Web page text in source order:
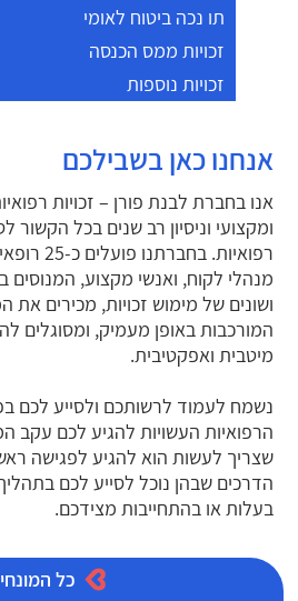
כל
תו נכה ביטוח לאומי
זכויות ממס הכנסה
זכויות נוספות
אנחנו כאן בשבילכם
אנו בחברת לבנת פורן – זכויות
ומקצועי וניסיון רב שנים בכל הקשור
מנהלי לקוח, ואנשי מקצוע, המנוסים
ושונים של מימוש זכויות, מכירים את
המורכבות באופן מעמיק, ומסוגלים
מיטבית ואפקטיבית.
נשמח לעמוד לרשותכם ולסייע לכם
הרפואיות העשויות להגיע לכם עקב
שצריך לעשות הוא להגיע לפגישה
הדרכים שבהן נוכל לסייע לכם
בעלות או בהתחייבות מצידכם.